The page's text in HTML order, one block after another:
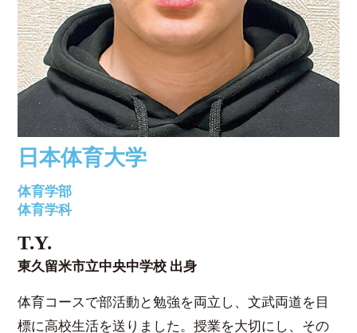
日本体育大学
体育学部
体育学科
T.Y.
東久留米市立中央中学校 出身
体育コースで部活動と勉強を両立し、文武両道を目
標に高校生活を送りました。授業を大切にし、その